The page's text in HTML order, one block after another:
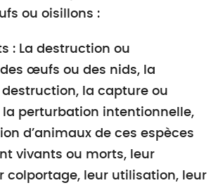
ou oisillons :
: La destruction ou
des œufs ou des nids, la
la capture ou
la perturbation intentionnelle,
d’animaux de ces espèces
vivants ou morts, leur
colportage, leur utilisation, leur